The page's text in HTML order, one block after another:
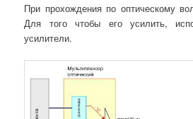
При прохождения по оптическому
Для того чтобы его усилить,
усилители.